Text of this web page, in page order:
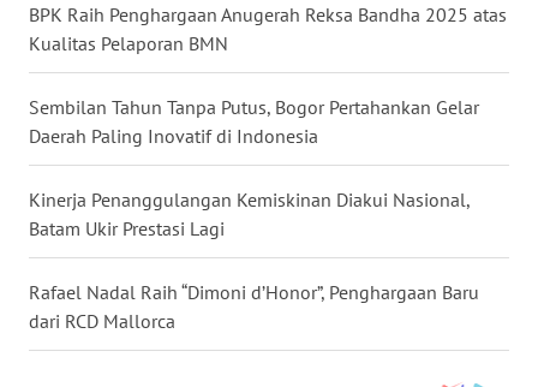
BPK Raih Penghargaan Anugerah Reksa Bandha 2025 atas
Kualitas Pelaporan BMN
Sembilan Tahun Tanpa Putus, Bogor Pertahankan Gelar
Daerah Paling Inovatif di Indonesia
Kinerja Penanggulangan Kemiskinan Diakui Nasional,
Batam Ukir Prestasi Lagi
Rafael Nadal Raih “Dimoni d’Honor”, Penghargaan Baru
dari RCD Mallorca
MALUT
WN
DAIRI
WN
DANAU
TOBA
WN